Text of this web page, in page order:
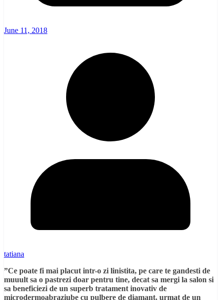
June 11, 2018
tatiana
”Ce poate fi mai placut intr-o zi linistita, pe care te gandesti de
muuult sa o pastrezi doar pentru tine, decat sa mergi la salon si
sa beneficiezi de un superb tratament inovativ de
microdermoabraziube cu pulbere de diamant, urmat de un